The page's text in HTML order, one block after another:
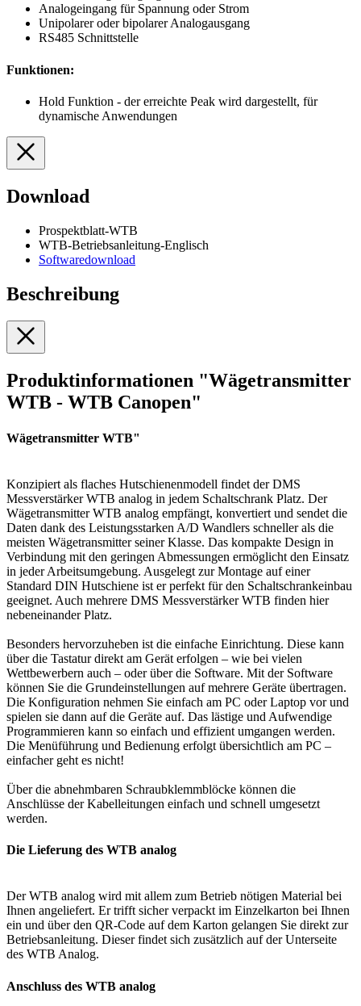
Analogeingang für Spannung oder Strom
Unipolarer oder bipolarer Analogausgang
RS485 Schnittstelle
Funktionen:
Hold Funktion - der erreichte Peak wird dargestellt, für
dynamische Anwendungen
Download
Prospektblatt-WTB
WTB-Betriebsanleitung-Englisch
Softwaredownload
Beschreibung
Produktinformationen "Wägetransmitter
WTB - WTB Canopen"
Wägetransmitter WTB"
Konzipiert als flaches Hutschienenmodell findet der DMS
Messverstärker WTB analog in jedem Schaltschrank Platz. Der
Wägetransmitter WTB analog empfängt, konvertiert und sendet die
Daten dank des Leistungsstarken A/D Wandlers schneller als die
meisten Wägetransmitter seiner Klasse. Das kompakte Design in
Verbindung mit den geringen Abmessungen ermöglicht den Einsatz
in jeder Arbeitsumgebung. Ausgelegt zur Montage auf einer
Standard DIN Hutschiene ist er perfekt für den Schaltschrankeinbau
geeignet. Auch mehrere DMS Messverstärker WTB finden hier
nebeneinander Platz.
Besonders hervorzuheben ist die einfache Einrichtung. Diese kann
über die Tastatur direkt am Gerät erfolgen – wie bei vielen
Wettbewerbern auch – oder über die Software. Mit der Software
können Sie die Grundeinstellungen auf mehrere Geräte übertragen.
Die Konfiguration nehmen Sie einfach am PC oder Laptop vor und
spielen sie dann auf die Geräte auf. Das lästige und Aufwendige
Programmieren kann so einfach und effizient umgangen werden.
Die Menüführung und Bedienung erfolgt übersichtlich am PC –
einfacher geht es nicht!
Über die abnehmbaren Schraubklemmblöcke können die
Anschlüsse der Kabelleitungen einfach und schnell umgesetzt
werden.
Die Lieferung des WTB analog
Der WTB analog wird mit allem zum Betrieb nötigen Material bei
Ihnen angeliefert. Er trifft sicher verpackt im Einzelkarton bei Ihnen
ein und über den QR-Code auf dem Karton gelangen Sie direkt zur
Betriebsanleitung. Dieser findet sich zusätzlich auf der Unterseite
des WTB Analog.
Anschluss des WTB analog